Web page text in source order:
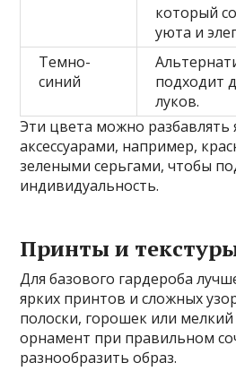
который
уюта и
Темно-
синий
подходит
луков.
Эти цвета можно разбавлять
аксессуарами, например,
зелеными серьгами, чтобы
индивидуальность.
Принты и
Для базового гардероба
ярких принтов и сложных
полоски, горошек или
орнамент при правильном
разнообразить образ.